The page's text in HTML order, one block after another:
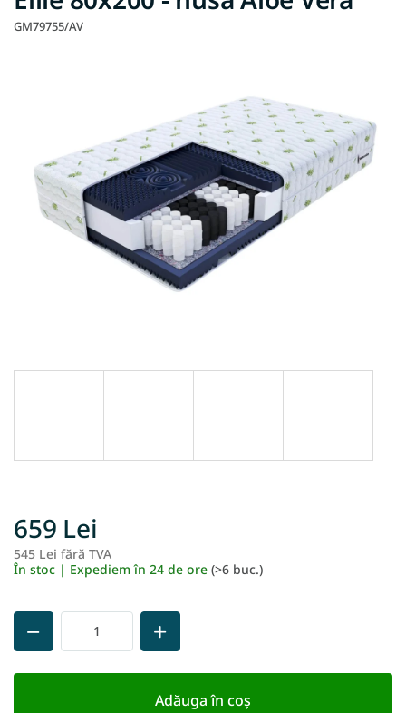
GM79755/AV
659 Lei
545 Lei fără TVA
În stoc | Expediem în 24 de ore (>6 buc.)
Adăuga în coş